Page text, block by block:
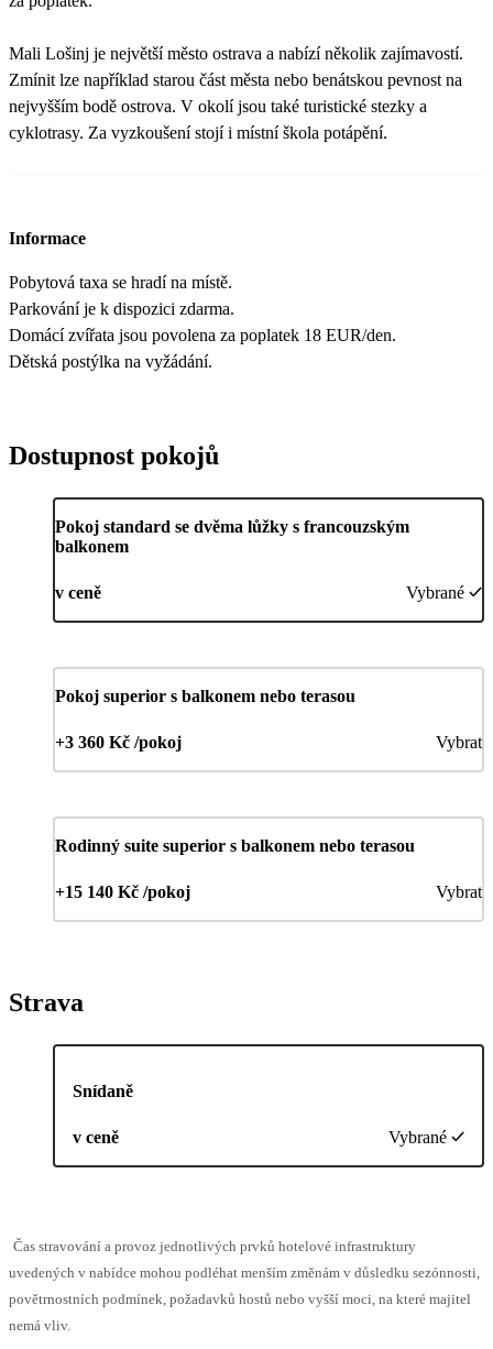
Mali Lošinj je největší město ostrava a nabízí několik zajímavostí.
Zmínit lze například starou část města nebo benátskou pevnost na
nejvyšším bodě ostrova. V okolí jsou také turistické stezky a
cyklotrasy. Za vyzkoušení stojí i místní škola potápění.
Informace
Pobytová taxa se hradí na místě.
Parkování je k dispozici zdarma.
Domácí zvířata jsou povolena za poplatek 18 EUR/den.
Dětská postýlka na vyžádání.
Dostupnost pokojů
Pokoj standard se dvěma lůžky s francouzským
balkonem
v ceně Vybrané
Pokoj superior s balkonem nebo terasou
+3 360 Kč /pokoj Vybrat
Rodinný suite superior s balkonem nebo terasou
+15 140 Kč /pokoj Vybrat
Strava
Snídaně
v ceně Vybrané
Čas stravování a provoz jednotlivých prvků hotelové infrastruktury
uvedených v nabídce mohou podléhat menším změnám v důsledku sezónnosti,
povětrnostních podmínek, požadavků hostů nebo vyšší moci, na které majitel
nemá vliv.